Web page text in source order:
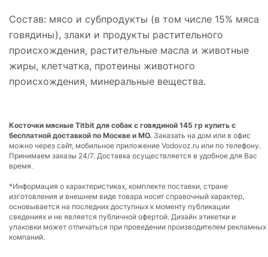
Состав: мясо и субпродукты (в том числе 15% мяса
говядины), злаки и продукты растительного
происхождения, растительные масла и животные
жиры, клетчатка, протеины животного
происхождения, минеральные вещества.
Косточки мясные Titbit для собак с говядиной 145 гр купить с
бесплатной доставкой по Москве и МО. Заказать на дом или в офис
можно через сайт, мобильное приложение Vodovoz.ru или по телефону.
Принимаем заказы 24/7. Доставка осуществляется в удобное для Вас
время.
*Информация о характеристиках, комплекте поставки, стране
изготовления и внешнем виде товара носит справочный характер,
основывается на последних доступных к моменту публикации
сведениях и не является публичной офертой. Дизайн этикетки и
упаковки может отличаться при проведении производителем рекламных
компаний.